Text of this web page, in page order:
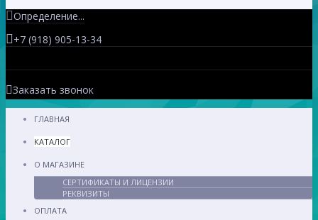
Определение...
+7 (918) 905-13-34
Заказать звонок
ГЛАВНАЯ
КАТАЛОГ
О МАГАЗИНЕ
СЕРТИФИКАТЫ И ЛИЦЕНЗИИ
РЕКВИЗИТЫ
ОПЛАТА